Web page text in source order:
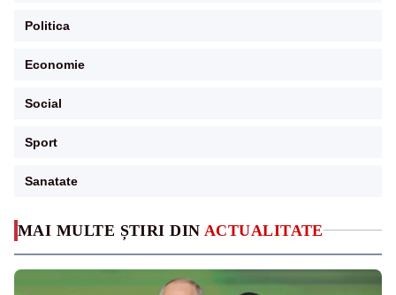
MAI MULTE ȘTIRI DIN ACTUALITATE
Politica
Economie
Social
Sport
Sanatate